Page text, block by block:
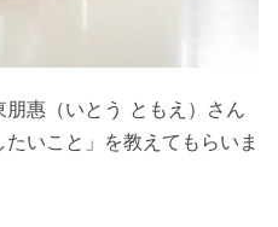
惠（いとう ともえ）さん
いこと」を教えてもらいま